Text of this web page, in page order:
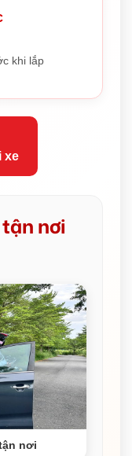
khi lắp
xe
nơi
nơi